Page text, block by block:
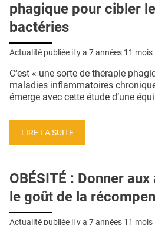
phagique pour cibler
bactéries
Actualité publiée il y a 7 années 11 mois
C’est « une sorte de thérapie
maladies inflammatoires
émerge avec cette étude d’une
LIRE LA SUITE
OBÉSITÉ : Donner
le goût de la
Actualité publiée il y a 7 années 11 mois